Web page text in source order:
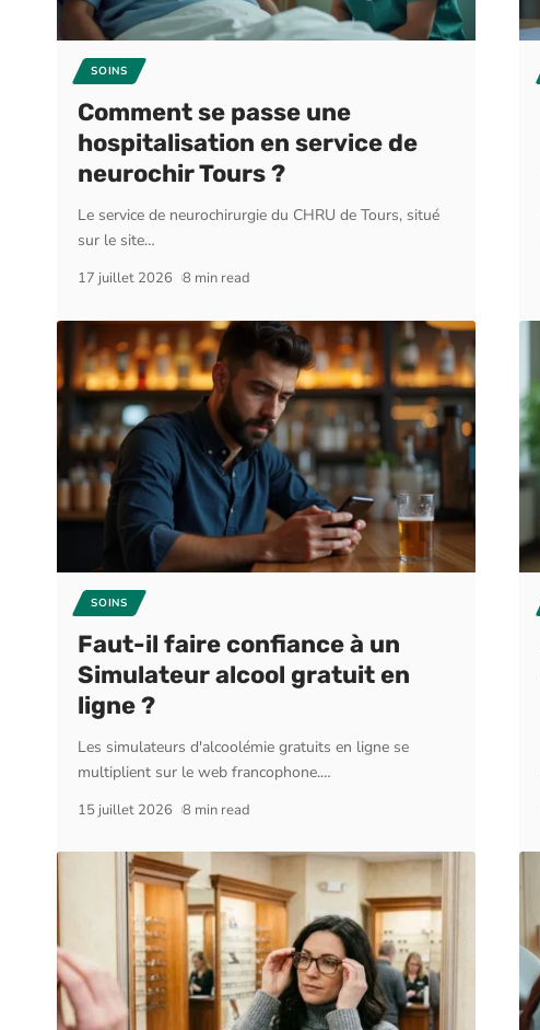
SOINS
Comment se passe une
hospitalisation en service de
neurochir Tours ?
Le service de neurochirurgie du CHRU de Tours, situé
sur le site…
17 juillet 2026 8 min read
SOINS
Faut-il faire confiance à un
Simulateur alcool gratuit en
ligne ?
Les simulateurs d'alcoolémie gratuits en ligne se
multiplient sur le web francophone.…
15 juillet 2026 8 min read